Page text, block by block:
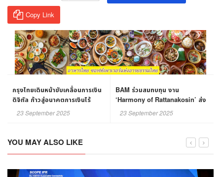
Copy Link
กรุงไทยเดินหน้าขับเคลื่อนการเงิน
ดิจิทัล ก้าวสู่อนาคตการเงินไร้
พรมแดน
23 September 2025
BAM ร่วมสมทบทุน งาน
‘Harmony of Rattanakosin’ ส่ง
ต่อพลังแห่งการให้เพื่อผู้ป่วยมะเร็ง
23 September 2025
YOU MAY ALSO LIKE